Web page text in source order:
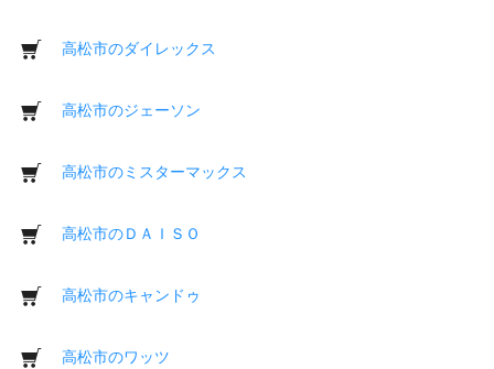
高松市のダイレックス
高松市のジェーソン
高松市のミスターマックス
高松市のＤＡＩＳＯ
高松市のキャンドゥ
高松市のワッツ